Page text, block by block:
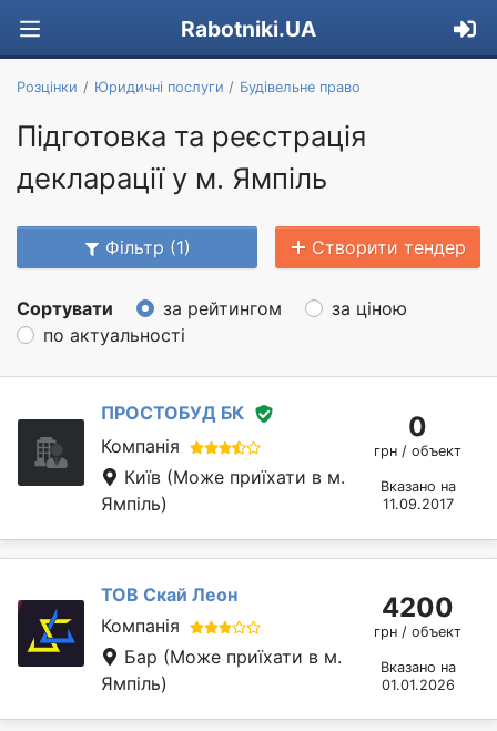
Rabotniki.UA
Розцінки Юридичні послуги Будівельне право
Підготовка та реєстрація
декларації у м. Ямпіль
Фільтр (1) Створити тендер
Сортувати за рейтингом
за ціною
по актуальності
ПРОСТОБУД БК
Компанія
Київ (Може приїхати в м.
Ямпіль)
0
грн / объект
Вказано на
11.09.2017
ТОВ Скай Леон
Компанія
Бар (Може приїхати в м.
Ямпіль)
4200
грн / объект
Вказано на
01.01.2026